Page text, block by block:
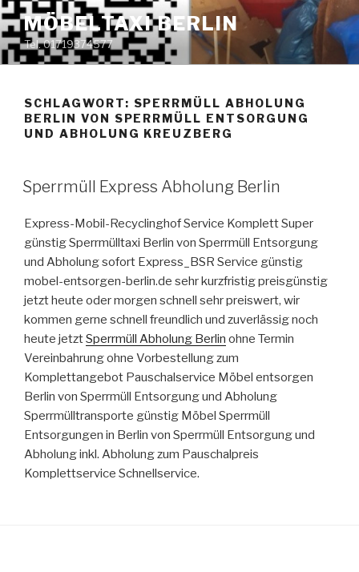
Zum
Inhalt
springen
MÖBELTAXI BERLIN
Tel. 01719374577
SCHLAGWORT: SPERRMÜLL ABHOLUNG
BERLIN VON SPERRMÜLL ENTSORGUNG
UND ABHOLUNG KREUZBERG
VERÖFFENTLICHT
AM
Sperrmüll Express Abholung Berlin
Express-Mobil-Recyclinghof Service Komplett Super
günstig Sperrmülltaxi Berlin von Sperrmüll Entsorgung
und Abholung sofort Express_BSR Service günstig
mobel-entsorgen-berlin.de sehr kurzfristig preisgünstig
jetzt heute oder morgen schnell sehr preiswert, wir
kommen gerne schnell freundlich und zuverlässig noch
heute jetztSperrmüll Abholung Berlin ohne Termin
Vereinbahrung ohne Vorbestellung zum
Komplettangebot Pauschalservice Möbel entsorgen
Berlin von Sperrmüll Entsorgung und Abholung
Sperrmülltransporte günstig Möbel Sperrmüll
Entsorgungen in Berlin von Sperrmüll Entsorgung und
Abholung inkl. Abholung zum Pauschalpreis
Komplettservice Schnellservice.